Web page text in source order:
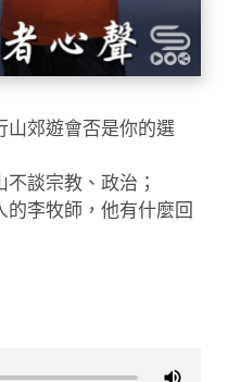
山郊遊會否是你的選
談宗教、政治；
的李牧師，他有什麼回